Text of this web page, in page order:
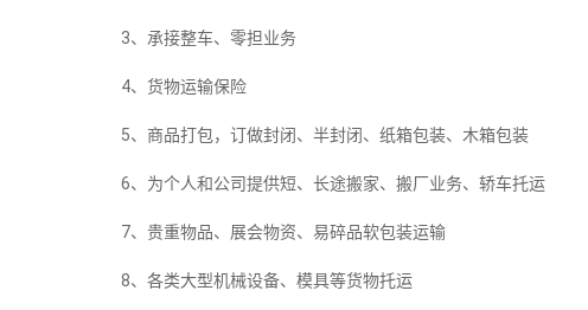
3、承接整车、零担业务
4、货物运输保险
5、商品打包，订做封闭、半封闭、纸箱包装、木箱包装
6、为个人和公司提供短、长途搬家、搬厂业务、轿车托运
7、贵重物品、展会物资、易碎品软包装运输
8、各类大型机械设备、模具等货物托运